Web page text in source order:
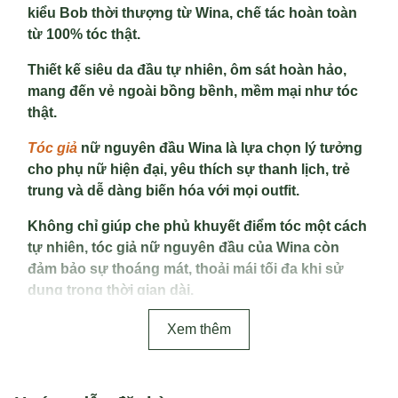
kiểu Bob thời thượng từ Wina, chế tác hoàn toàn
từ 100% tóc thật.
Thiết kế siêu da đầu tự nhiên, ôm sát hoàn hảo,
mang đến vẻ ngoài bồng bềnh, mềm mại như tóc
thật.
Tóc giả nữ nguyên đầu Wina là lựa chọn lý tưởng
cho phụ nữ hiện đại, yêu thích sự thanh lịch, trẻ
trung và dễ dàng biến hóa với mọi outfit.
Không chỉ giúp che phủ khuyết điểm tóc một cách
tự nhiên, tóc giả nữ nguyên đầu của Wina còn
đảm bảo sự thoáng mát, thoải mái tối đa khi sử
dụng trong thời gian dài.
Khám phá ngay bộ sưu tập tóc giả nữ nguyên đầu
cao cấp tại Wina để tự tin tỏa sáng với diện mạo
Xem thêm